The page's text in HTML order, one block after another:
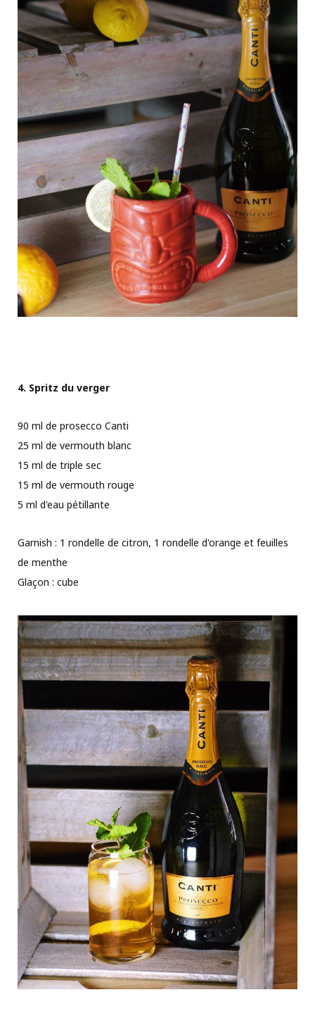
4. Spritz du verger
90 ml de prosecco Canti
25 ml de vermouth blanc
15 ml de triple sec
15 ml de vermouth rouge
5 ml d'eau pétillante
Garnish : 1 rondelle de citron, 1 rondelle d'orange et feuilles
de menthe
Glaçon : cube